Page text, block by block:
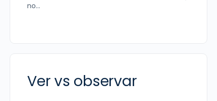
no…
Ver vs observar